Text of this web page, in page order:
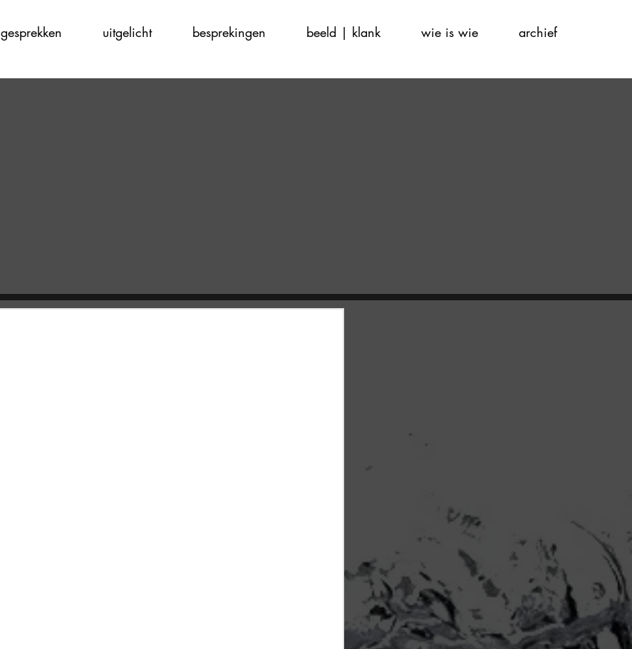
gesprekken uitgelicht besprekingen beeld | klank wie is wie archief